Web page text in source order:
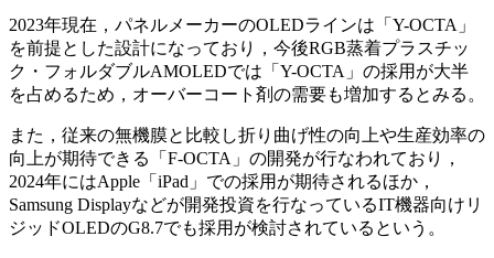
2023年現在，パネルメーカーのOLEDラインは「Y-OCTA」
を前提とした設計になっており，今後RGB蒸着プラスチッ
ク・フォルダブルAMOLEDでは「Y-OCTA」の採用が大半
を占めるため，オーバーコート剤の需要も増加するとみる。
また，従来の無機膜と比較し折り曲げ性の向上や生産効率の
向上が期待できる「F-OCTA」の開発が行なわれており，
2024年にはApple「iPad」での採用が期待されるほか，
Samsung Displayなどが開発投資を行なっているIT機器向けリ
ジッドOLEDのG8.7でも採用が検討されているという。